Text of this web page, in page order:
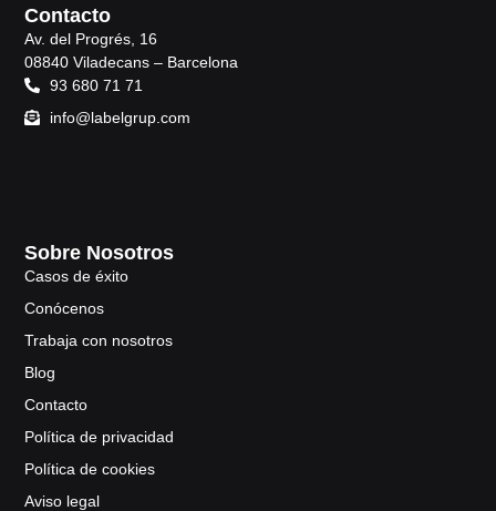
Sobre Nosotros
Casos de éxito
Conócenos
Trabaja con nosotros
Blog
Contacto
Política de privacidad
Política de cookies
Aviso legal
Contacto
Av. del Progrés, 16
08840 Viladecans – Barcelona
93 680 71 71
info@labelgrup.com